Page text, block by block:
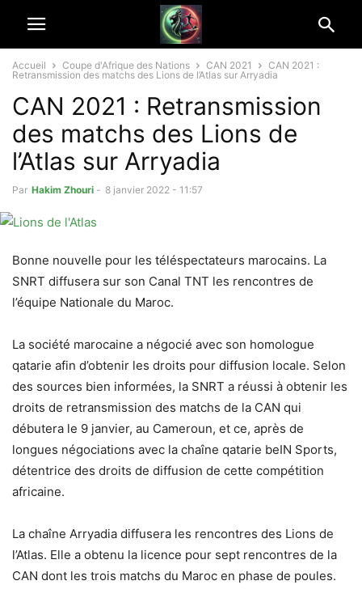
Accueil Coupe d'Afrique des Nations CAN 2021
CAN 2021 :
Retransmission des matchs des Lions de l’Atlas sur Arryadia
CAN 2021 : Retransmission
des matchs des Lions de
l’Atlas sur Arryadia
Par Hakim Zhouri - 8 janvier 2022 - 11:57
Bonne nouvelle pour les téléspectateurs marocains. La
SNRT diffusera sur son Canal TNT les rencontres de
l’équipe Nationale du Maroc.
La société marocaine a négocié avec son homologue
qatarie afin d’obtenir les droits pour diffusion locale. Selon
des sources bien informées, la SNRT a réussi à obtenir les
droits de retransmission des matchs de la CAN qui
débutera le 9 janvier, au Cameroun, et ce, après de
longues négociations avec la chaîne qatarie beIN Sports,
détentrice des droits de diffusion de cette compétition
africaine.
La chaîne Arryadia diffusera les rencontres des Lions de
l’Atlas. Elle a obtenu la licence pour sept rencontres de la
CAN dont les trois matchs du Maroc en phase de poules.